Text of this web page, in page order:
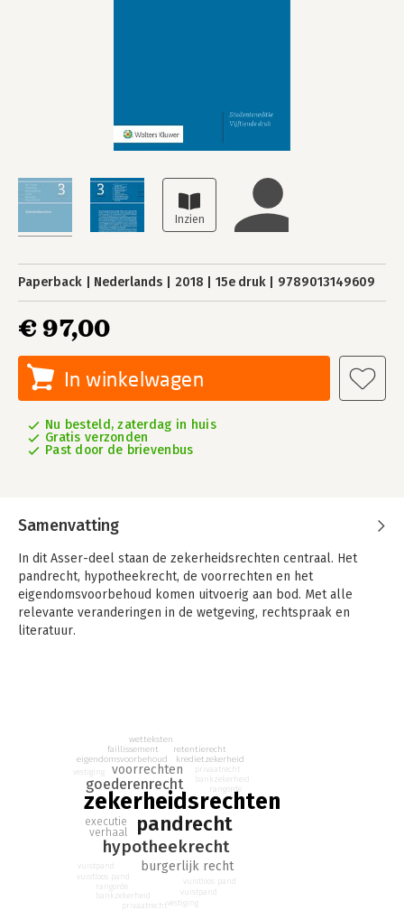
Paperback Nederlands 2018 15e druk 9789013149609
€ 97,00
In winkelwagen
Nu besteld, zaterdag in huis
Gratis verzonden
Past door de brievenbus
Samenvatting
In dit Asser-deel staan de zekerheidsrechten centraal. Het
pandrecht, hypotheekrecht, de voorrechten en het
eigendomsvoorbehoud komen uitvoerig aan bod. Met alle
relevante veranderingen in de wetgeving, rechtspraak en
literatuur.
zekerheidsrechten
pandrecht
hypotheekrecht
goederenrecht
voorrechten
burgerlijk recht
verhaal
executie
eigendomsvoorbehoud
faillissement
wetteksten
retentierecht
kredietzekerheid
privaatrecht
bankzekerheid
rangorde
vuistloos pand
vuistpand
vestiging
privaatrecht
bankzekerheid
rangorde
vuistloos pand
vuistpand
vestiging